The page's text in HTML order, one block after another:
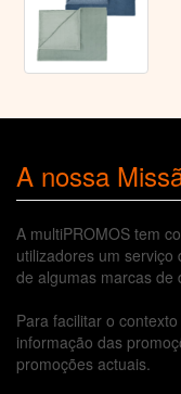
A nossa
A multiPROMOS tem
utilizadores um
de algumas marcas de
Para facilitar o
informação das
promoções actuais.